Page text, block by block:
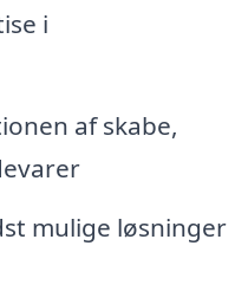
i
af skabe,
mulige løsninger